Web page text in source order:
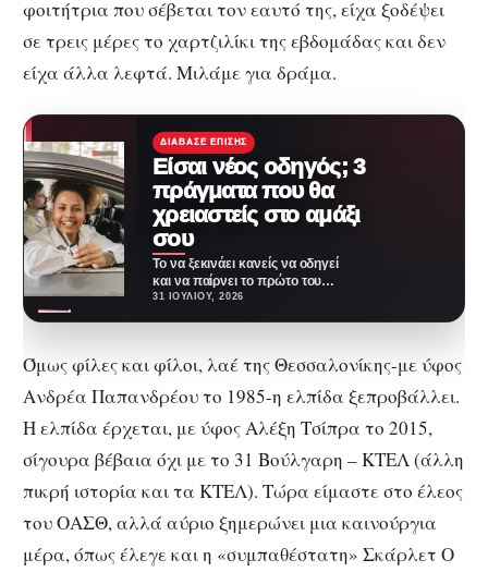
φοιτήτρια που σέβεται τον εαυτό της, είχα ξοδέψει
σε τρεις μέρες το χαρτζιλίκι της εβδομάδας και δεν
είχα άλλα λεφτά. Μιλάμε για δράμα.
ΔΙΆΒΑΣΕ ΕΠΊΣΗΣ
Είσαι νέος οδηγός; 3
πράγματα που θα
χρειαστείς στο αμάξι
σου
Το να ξεκινάει κανείς να οδηγεί
και να παίρνει το πρώτο του
αμάξι είναι μια ιδιαίτερα…
31 ΙΟΥΛΊΟΥ, 2026
Όμως φίλες και φίλοι, λαέ της Θεσσαλονίκης-με ύφος
Ανδρέα Παπανδρέου το 1985-η ελπίδα ξεπροβάλλει.
Η ελπίδα έρχεται, με ύφος Αλέξη Τσίπρα το 2015,
σίγουρα βέβαια όχι με το 31 Βούλγαρη – ΚΤΕΛ (άλλη
πικρή ιστορία και τα ΚΤΕΛ). Τώρα είμαστε στο έλεος
του ΟΑΣΘ, αλλά αύριο ξημερώνει μια καινούργια
μέρα, όπως έλεγε και η «συμπαθέστατη» Σκάρλετ Ο